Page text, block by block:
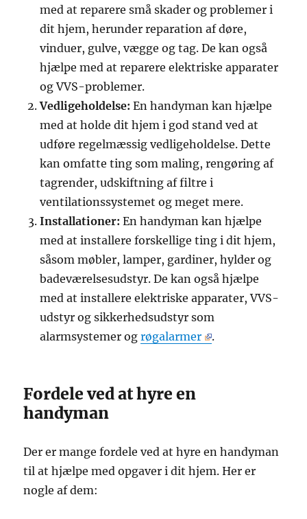
med at reparere små skader og problemer i
dit hjem, herunder reparation af døre,
vinduer, gulve, vægge og tag. De kan også
hjælpe med at reparere elektriske apparater
og VVS-problemer.
Vedligeholdelse: En handyman kan hjælpe
med at holde dit hjem i god stand ved at
udføre regelmæssig vedligeholdelse. Dette
kan omfatte ting som maling, rengøring af
tagrender, udskiftning af filtre i
ventilationssystemet og meget mere.
Installationer: En handyman kan hjælpe
med at installere forskellige ting i dit hjem,
såsom møbler, lamper, gardiner, hylder og
badeværelsesudstyr. De kan også hjælpe
med at installere elektriske apparater, VVS-
udstyr og sikkerhedsudstyr som
alarmsystemer ogrøgalarmer .
Fordele ved at hyre en
handyman
Der er mange fordele ved at hyre en handyman
til at hjælpe med opgaver i dit hjem. Her er
nogle af dem: